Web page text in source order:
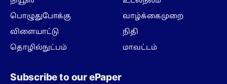
பொழுதுபோக்கு
விளையாட்டு
தொழில்நுட்பம்
வாழ்க்கைமுறை
நிதி
மாவட்டம்
Subscribe to our ePaper